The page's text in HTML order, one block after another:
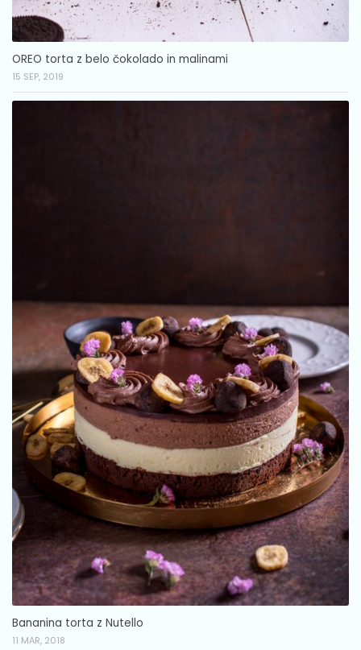
OREO torta z belo čokolado in malinami
15 SEP, 2019
Bananina torta z Nutello
11 MAR, 2018